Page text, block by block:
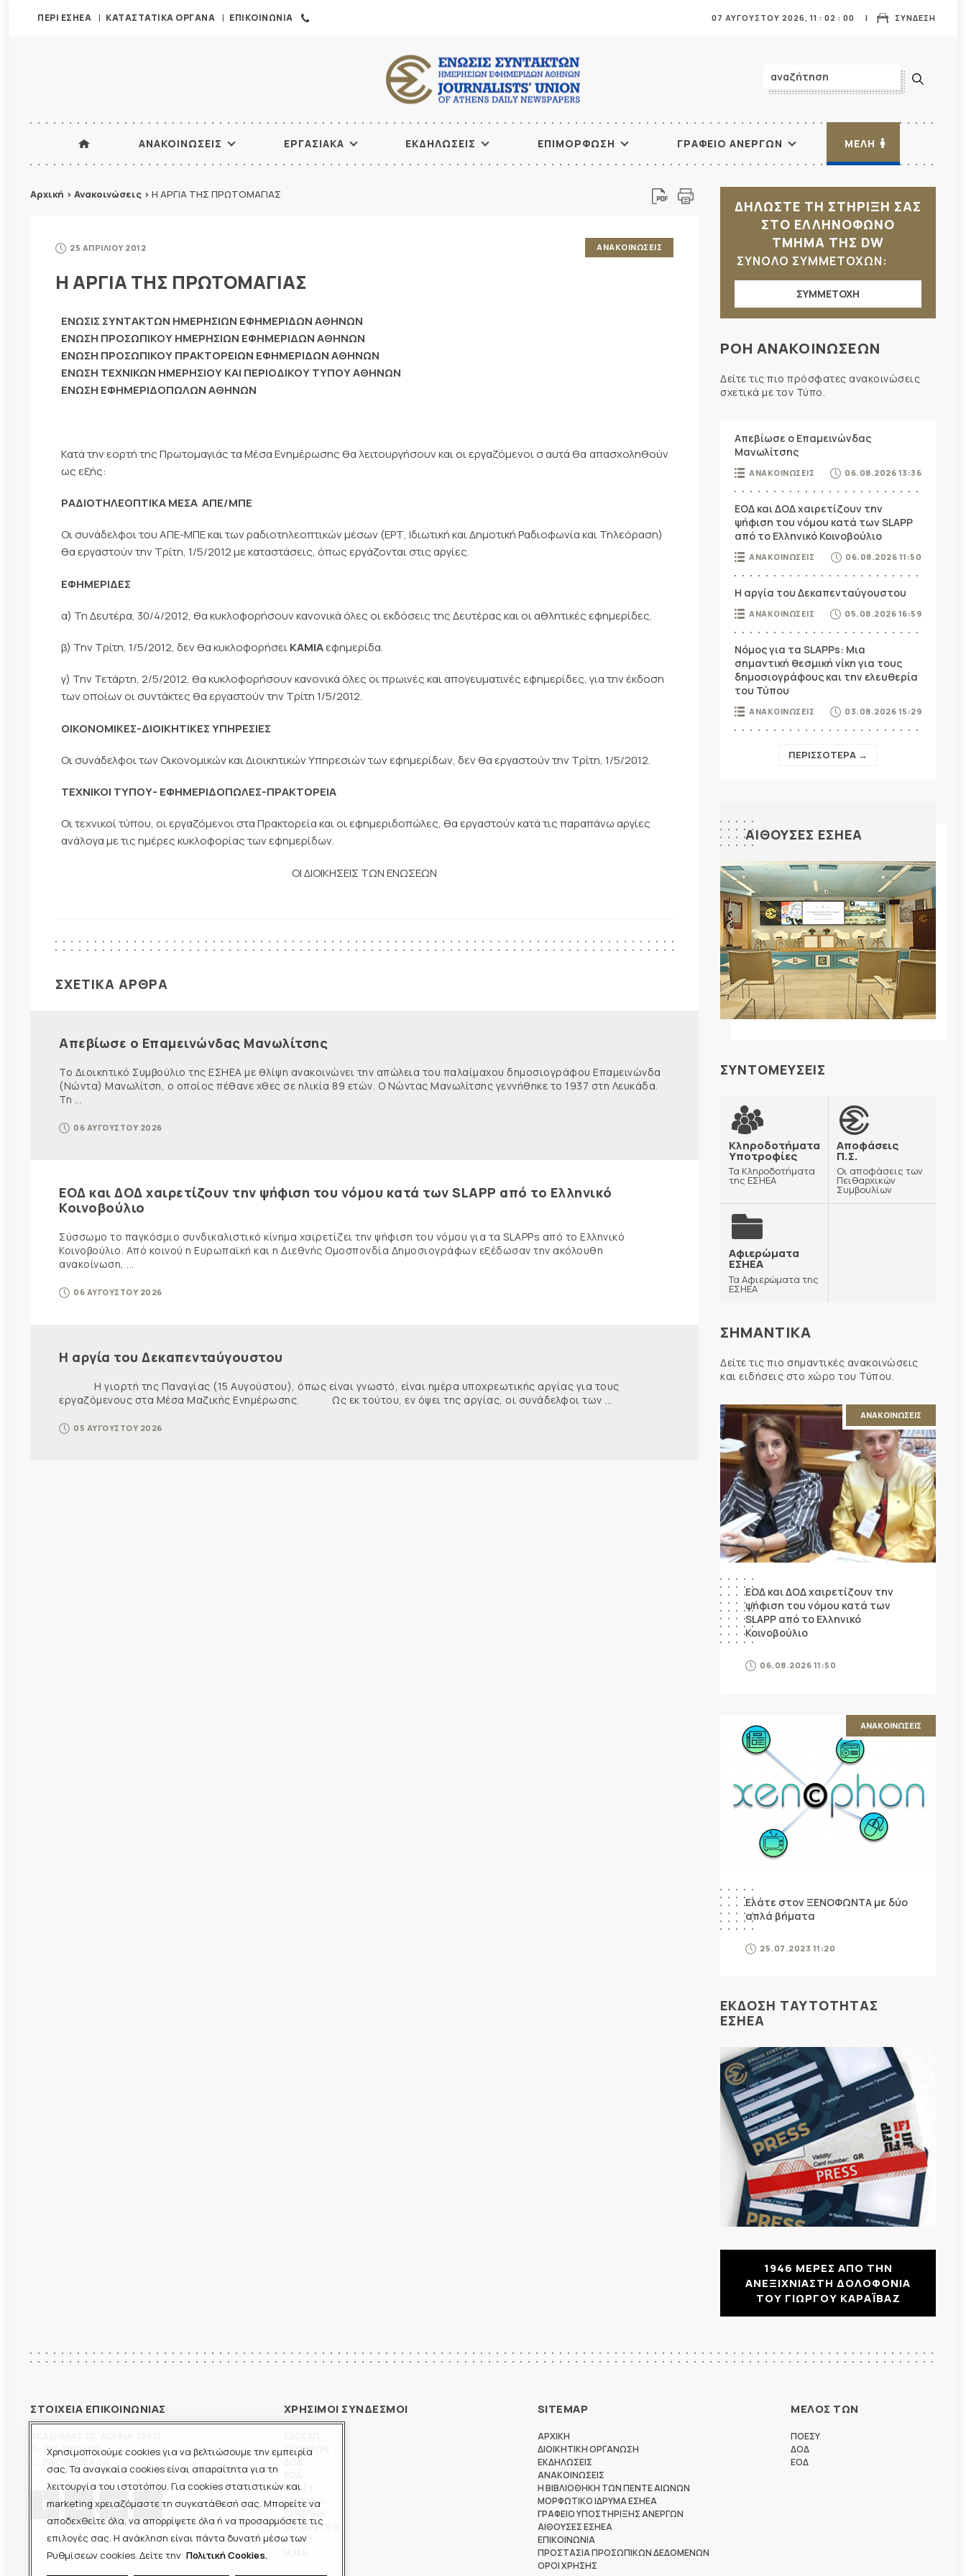
Χρησιμοποιούμε cookies για να βελτιώσουμε την εμπειρία
σας. Τα αναγκαία cookies είναι απαραίτητα για τη
λειτουργία του ιστοτόπου. Για cookies στατιστικών και
marketing χρειαζόμαστε τη συγκατάθεσή σας. Μπορείτε να
αποδεχθείτε όλα, να απορρίψετε όλα ή να προσαρμόσετε τις
επιλογές σας. Η ανάκληση είναι πάντα δυνατή μέσω των
Ρυθμίσεων cookies. Δείτε την Πολιτική Cookies.
ΠΕΡΙ ΕΣΗΕΑ ΚΑΤΑΣΤΑΤΙΚΑ ΟΡΓΑΝΑ ΕΠΙΚΟΙΝΩΝΙΑ ΣΥΝΔΕΣΗ
07 ΑΥΓΟΥΣΤΟΥ 2026, 11 : 02 : 01
ΑΝΑΚΟΙΝΩΣΕΙΣ ΕΡΓΑΣΙΑΚΑ ΕΚΔΗΛΩΣΕΙΣ ΕΠΙΜΟΡΦΩΣΗ ΓΡΑΦΕΙΟ ΑΝΕΡΓΩΝ ΜΕΛΗ
Αρχική > Ανακοινώσεις > Η ΑΡΓΙΑ ΤΗΣ ΠΡΩΤΟΜΑΓΙΑΣ
25 ΑΠΡΙΛΙΟΥ 2012 ΑΝΑΚΟΙΝΩΣΕΙΣ
Η ΑΡΓΙΑ ΤΗΣ ΠΡΩΤΟΜΑΓΙΑΣ
ΕΝΩΣΙΣ ΣΥΝΤΑΚΤΩΝ ΗΜΕΡΗΣΙΩΝ ΕΦΗΜΕΡΙΔΩΝ ΑΘΗΝΩΝ
ΕΝΩΣH ΠΡΟΣΩΠΙΚΟΥ ΗΜΕΡΗΣΙΩΝ ΕΦΗΜΕΡΙΔΩΝ ΑΘΗΝΩΝ
ΕΝΩΣΗ ΠΡΟΣΩΠΙΚΟΥ ΠΡΑΚΤΟΡΕΙΩΝ ΕΦΗΜΕΡΙΔΩΝ ΑΘΗΝΩΝ
ΕΝΩΣΗ ΤΕΧΝΙΚΩΝ ΗΜΕΡΗΣΙΟΥ ΚΑΙ ΠΕΡΙΟΔΙΚΟΥ ΤΥΠΟΥ ΑΘΗΝΩΝ
ΕΝΩΣΗ ΕΦΗΜΕΡΙΔΟΠΩΛΩΝ ΑΘΗΝΩΝ
Κατά την εορτή της Πρωτομαγιάς τα Μέσα Ενημέρωσης θα λειτουργήσουν και οι εργαζόμενοι σ αυτά θα απασχοληθούν
ως εξής:
ΡΑΔΙΟΤΗΛΕΟΠΤΙΚΑ ΜΕΣΑ  ΑΠΕ/ΜΠΕ
Οι συνάδελφοι του ΑΠΕ-ΜΠΕ και των ραδιοτηλεοπτικών μέσων (ΕΡΤ, Ιδιωτική και Δημοτική Ραδιοφωνία και Τηλεόραση)
θα εργαστούν την Τρίτη, 1/5/2012 με καταστάσεις, όπως εργάζονται στις αργίες.
ΕΦΗΜΕΡΙΔΕΣ
α) Τη Δευτέρα, 30/4/2012, θα κυκλοφορήσουν κανονικά όλες οι εκδόσεις της Δευτέρας και οι αθλητικές εφημερίδες.
β) Την Τρίτη, 1/5/2012, δεν θα κυκλοφορήσειΚΑΜΙΑεφημερίδα.
γ) Την Τετάρτη, 2/5/2012, θα κυκλοφορήσουν κανονικά όλες οι πρωινές και απογευματινές εφημερίδες, για την έκδοση
των οποίων οι συντάκτες θα εργαστούν την Τρίτη 1/5/2012.
ΟΙΚΟΝΟΜΙΚΕΣ-ΔΙΟΙΚΗΤΙΚΕΣ ΥΠΗΡΕΣΙΕΣ
Οι συνάδελφοι των Οικονομικών και Διοικητικών Υπηρεσιών των εφημερίδων, δεν θα εργαστούν την Τρίτη, 1/5/2012.
ΤΕΧΝΙΚΟΙ ΤΥΠΟΥ- ΕΦΗΜΕΡΙΔΟΠΩΛΕΣ-ΠΡΑΚΤΟΡΕΙΑ
Οι τεχνικοί τύπου, οι εργαζόμενοι στα Πρακτορεία και οι εφημεριδοπώλες, θα εργαστούν κατά τις παραπάνω αργίες
ανάλογα με τις ημέρες κυκλοφορίας των εφημερίδων.
ΟΙ ΔΙΟΙΚΗΣΕΙΣ ΤΩΝ ΕΝΩΣΕΩΝ
ΣΧΕΤΙΚΑ ΑΡΘΡΑ
Απεβίωσε ο Επαμεινώνδας Μανωλίτσης
Το Διοικητικό Συμβούλιο της ΕΣΗΕΑ με θλίψη ανακοινώνει την απώλεια του παλαίμαχου δημοσιογράφου Επαμεινώνδα
(Νώντα) Μανωλίτση, ο οποίος πέθανε χθες σε ηλικία 89 ετών. Ο Νώντας Μανωλίτσης γεννήθηκε το 1937 στη Λευκάδα.
Τη ...
06 ΑΥΓΟΥΣΤΟΥ 2026
ΕΟΔ και ΔΟΔ χαιρετίζουν την ψήφιση του νόμου κατά των SLAPP από το Ελληνικό
Κοινοβούλιο
Σύσσωμο το παγκόσμιο συνδικαλιστικό κίνημα χαιρετίζει την ψήφιση του νόμου για τα SLAPPs από το Ελληνικό
Κοινοβούλιο. Από κοινού η Ευρωπαϊκή και η Διεθνής Ομοσπονδία Δημοσιογράφων εξέδωσαν την ακόλουθη
ανακοίνωση, ...
06 ΑΥΓΟΥΣΤΟΥ 2026
Η αργία του Δεκαπενταύγουστου
Η γιορτή της Παναγίας (15 Αυγούστου), όπως είναι γνωστό, είναι ημέρα υποχρεωτικής αργίας για τους
εργαζόμενους στα Μέσα Μαζικής Ενημέρωσης. Ως εκ τούτου, εν όψει της αργίας, οι συνάδελφοι των ...
05 ΑΥΓΟΥΣΤΟΥ 2026
ΔΗΛΩΣΤΕ ΤΗ ΣΤΗΡΙΞΗ ΣΑΣ
ΣΤΟ ΕΛΛΗΝΟΦΩΝΟ
ΤΜΗΜΑ ΤΗΣ DW
ΣΥΝΟΛΟ ΣΥΜΜΕΤΟΧΩΝ:
ΣΥΜΜΕΤΟΧΗ
ΡΟΗ ΑΝΑΚΟΙΝΩΣΕΩΝ
Δείτε τις πιο πρόσφατες ανακοινώσεις
σχετικά με τον Τύπο.
Απεβίωσε ο Επαμεινώνδας
Μανωλίτσης
ΑΝΑΚΟΙΝΩΣΕΙΣ 06.08.2026 13:36
ΕΟΔ και ΔΟΔ χαιρετίζουν την
ψήφιση του νόμου κατά των SLAPP
από το Ελληνικό Κοινοβούλιο
ΑΝΑΚΟΙΝΩΣΕΙΣ 06.08.2026 11:50
Η αργία του Δεκαπενταύγουστου
ΑΝΑΚΟΙΝΩΣΕΙΣ 05.08.2026 16:59
Νόμος για τα SLAPPs: Μια
σημαντική θεσμική νίκη για τους
δημοσιογράφους και την ελευθερία
του Τύπου
ΑΝΑΚΟΙΝΩΣΕΙΣ 03.08.2026 15:29
ΠΕΡΙΣΣΟΤΕΡΑ →
ΑΙΘΟΥΣΕΣ ΕΣΗΕΑ
ΣΥΝΤΟΜΕΥΣΕΙΣ
Κληροδοτήματα
Υποτροφίες
Τα Κληροδοτήματα
της ΕΣΗΕΑ
Αποφάσεις
Π.Σ.
Οι αποφάσεις των
Πειθαρχικών
Συμβουλίων
Αφιερώματα
ΕΣΗΕΑ
Τα Αφιερώματα της
ΕΣΗΕΑ
ΣΗΜΑΝΤΙΚΑ
Δείτε τις πιο σημαντικές ανακοινώσεις
και ειδήσεις στο χώρο του Τύπου.
ΑΝΑΚΟΙΝΩΣΕΙΣ
ΕΟΔ και ΔΟΔ χαιρετίζουν την
ψήφιση του νόμου κατά των
SLAPP από το Ελληνικό
Κοινοβούλιο
06.08.2026 11:50
ΑΝΑΚΟΙΝΩΣΕΙΣ
Ελάτε στον ΞΕΝΟΦΩΝΤΑ με δύο
απλά βήματα
25.07.2023 11:20
ΕΚΔΟΣΗ ΤΑΥΤΟΤΗΤΑΣ
ΕΣΗΕΑ
1946 ΜΕΡΕΣ ΑΠΟ ΤΗΝ
ΑΝΕΞΙΧΝΙΑΣΤΗ ΔΟΛΟΦΟΝΙΑ
ΤΟΥ ΓΙΩΡΓΟΥ ΚΑΡΑΪΒΑΖ
ΣΤΟΙΧΕΙΑ ΕΠΙΚΟΙΝΩΝΙΑΣ
210-3675400
ΧΡΗΣΙΜΟΙ ΣΥΝΔΕΣΜΟΙ
ΞΕΝΟΦΩΝ
ΠΟΕΣΥ
ΕΣΗΕΜ-Θ
ΕΣΗΕΘΣΤΕ-Ε
ΕΣΠΗΤ
SITEMAP
ΑΡΧΙΚΗ
ΔΙΟΙΚΗΤΙΚΗ ΟΡΓΑΝΩΣΗ
ΕΚΔΗΛΩΣΕΙΣ
ΑΝΑΚΟΙΝΩΣΕΙΣ
Η ΒΙΒΛΙΟΘΗΚΗ ΤΩΝ ΠΕΝΤΕ ΑΙΩΝΩΝ
ΜΟΡΦΩΤΙΚΟ ΙΔΡΥΜΑ ΕΣΗΕΑ
ΓΡΑΦΕΙΟ ΥΠΟΣΤΗΡΙΞΗΣ ΑΝΕΡΓΩΝ
ΑΙΘΟΥΣΕΣ ΕΣΗΕΑ
ΕΠΙΚΟΙΝΩΝΙΑ
ΠΡΟΣΤΑΣΙΑ ΠΡΟΣΩΠΙΚΩΝ ΔΕΔΟΜΕΝΩΝ
ΟΡΟΙ ΧΡΗΣΗΣ
ΜΕΛΟΣ ΤΩΝ
ΠΟΕΣΥ
ΔΟΔ
ΕΟΔ